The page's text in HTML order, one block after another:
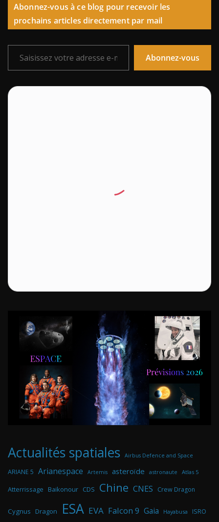
Abonnez-vous à ce blog pour recevoir les
prochains articles directement par mail
Saisissez votre adresse e-mail…
Abonnez-vous
Actualités spatiales Airbus Defence and Space
ARIANE 5 Arianespace Artemis asteroïde astronaute Atlas 5
Atterrissage Baikonour CDS Chine CNES Crew Dragon
Cygnus Dragon ESA EVA Falcon 9 Gaia Hayabusa ISRO